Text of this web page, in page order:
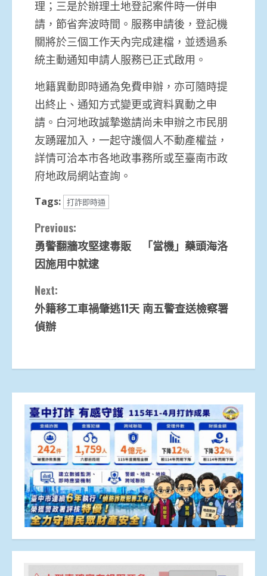
理；三是於辦理土地登記案件時一併申
請，節省奔波時間。服務申請後，登記機
關將於三個工作天內完成建檔，並透過系
統主動通知申請人服務已正式啟用。
地籍異動即時通為免費申辦，亦可隨時提
出終止、通知方式變更或資料異動之申
請。白河地政誠摯邀請尚未申辦之市民朋
友踴躍加入，一起守護個人不動產權益，
詳情可洽本市各地政事務所或至臺南市政
府地政局網站查詢。
Tags: 打詐即時通
Continue
Reading
Previous:
勇警翻牆攻堅逮毒販 「當機」藥頭海洛
因施用中就逮
Next:
外籍移工車禍肇逃11天 南五警查送檢察署
偵辦